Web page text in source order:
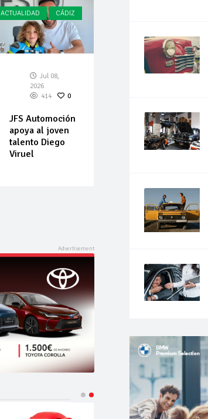
ACTUALIDAD CÁDIZ
Jul 08,
2026
414
0
JFS Automoción
apoya al joven
talento Diego
Viruel